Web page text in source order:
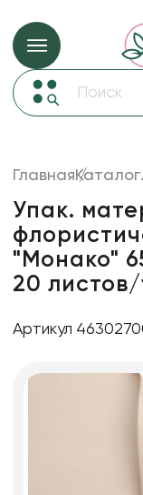
Упаковка для цветов и
Лента
Товары для флористов
Декоративные вазы,
ГлавнаяКаталог
Упак.
"Монако"
20
Артикул